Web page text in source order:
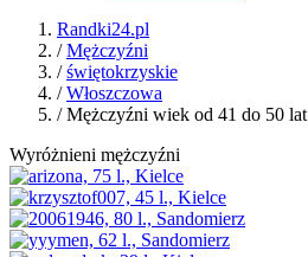
Randki24.pl
/Mężczyźni
/świętokrzyskie
/Włoszczowa
/ Mężczyźni wiek od 41 do 50 lat
Wyróżnieni mężczyźni